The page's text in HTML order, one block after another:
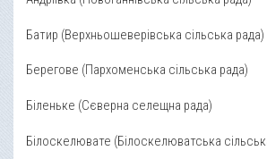
Батир (Верхньошеверівська сільська рада)
Берегове (Пархоменська сільська рада)
Біленьке (Сєверна селещна рада)
Білоскелювате (Білоскелюватська